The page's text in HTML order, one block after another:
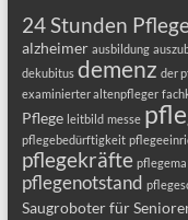
24 Stunden
alzheimer ausbildung
dekubitus demenz der
examinierter altenpfleger
Pflege leitbild messe
pflegebedürftigkeit
pflegekräfte
pflegenotstand
Saugroboter für